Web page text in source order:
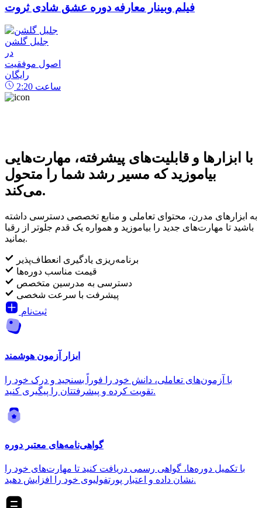
فیلم وبینار معارفه دوره عشق شادی ثروت
جلیل گلشن
در
اصول موفقیت
رایگان
2:20 ساعت
با ابزارها و قابلیت‌های پیشرفته، مهارت‌هایی
بیاموزید که مسیر رشد شما را متحول
می‌کند.
به ابزارهای مدرن، محتوای تعاملی و منابع تخصصی دسترسی داشته
باشید تا مهارت‌های جدید را بیاموزید و همواره یک قدم جلوتر از رقبا
بمانید.
برنامه‌ریزی یادگیری انعطاف‌پذیر
قیمت مناسب دوره‌ها
دسترسی به مدرسین متخصص
پیشرفت با سرعت شخصی
ثبت‌نام
ابزار آزمون هوشمند
با آزمون‌های تعاملی، دانش خود را فوراً بسنجید و درک خود را
تقویت کرده و پیشرفتتان را پیگیری کنید.
گواهی‌نامه‌های معتبر دوره
با تکمیل دوره‌ها، گواهی رسمی دریافت کنید تا مهارت‌های خود را
نشان داده و اعتبار پورتفولیوی خود را افزایش دهید.